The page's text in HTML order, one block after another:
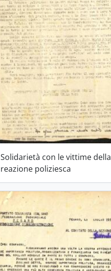
Solidarietà con le vittime della
reazione poliziesca